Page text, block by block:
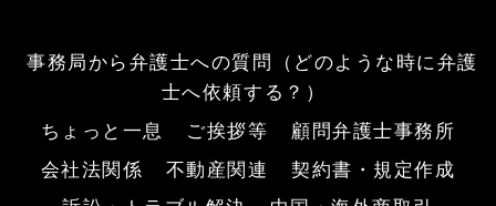
事務局から弁護士への質問（どのような時に弁護
士へ依頼する？）
ちょっと一息
ご挨拶等
顧問弁護士事務所
会社法関係
不動産関連
契約書・規定作成